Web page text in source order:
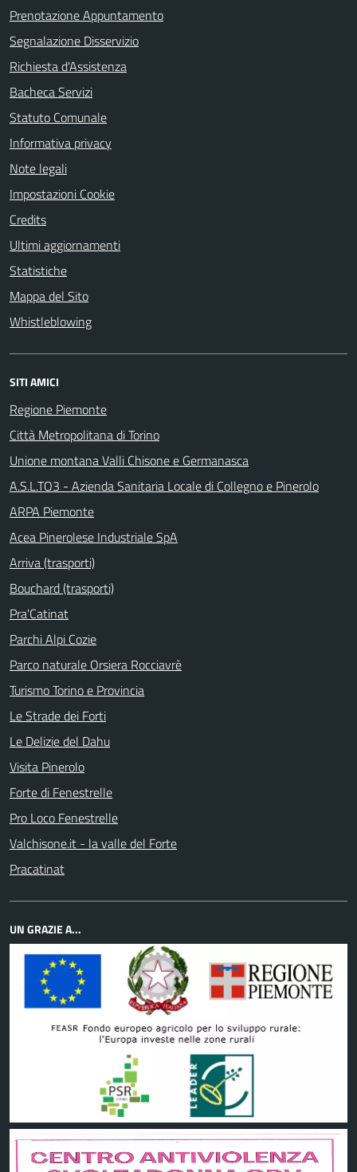
Prenotazione Appuntamento
Segnalazione Disservizio
Richiesta d'Assistenza
Bacheca Servizi
Statuto Comunale
Informativa privacy
Note legali
Impostazioni Cookie
Credits
Ultimi aggiornamenti
Statistiche
Mappa del Sito
Whistleblowing
SITI AMICI
Regione Piemonte
Città Metropolitana di Torino
Unione montana Valli Chisone e Germanasca
A.S.L.TO3 - Azienda Sanitaria Locale di Collegno e Pinerolo
ARPA Piemonte
Acea Pinerolese Industriale SpA
Arriva (trasporti)
Bouchard (trasporti)
Pra'Catinat
Parchi Alpi Cozie
Parco naturale Orsiera Rocciavrè
Turismo Torino e Provincia
Le Strade dei Forti
Le Delizie del Dahu
Visita Pinerolo
Forte di Fenestrelle
Pro Loco Fenestrelle
Valchisone.it - la valle del Forte
Pracatinat
UN GRAZIE A...